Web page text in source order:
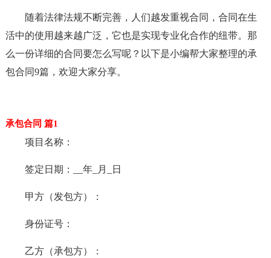
随着法律法规不断完善，人们越发重视合同，合同在生
活中的使用越来越广泛，它也是实现专业化合作的纽带。那
么一份详细的合同要怎么写呢？以下是小编帮大家整理的承
包合同9篇，欢迎大家分享。
承包合同 篇1
项目名称：
签定日期：__年_月_日
甲方（发包方）：
身份证号：
乙方（承包方）：